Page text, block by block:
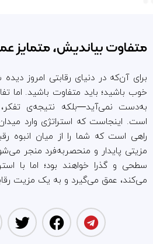
متفاوت بیاندیش، متمایز
برای آن‌که در دنیای رقابتی امروز
خوب باشید؛ باید متفاوت باشید. اما
به‌دست نمی‌آید—بلکه نتیجه‌ی
است. اینجاست که استراتژی وارد
راهی است که شما را از میان انبوه
مزیتی پایدار و منحصر‌به‌فرد منجر
سطحی و گذرا خواهند بود؛ اما با
می‌کند، عمق می‌گیرد و به یک مزیت